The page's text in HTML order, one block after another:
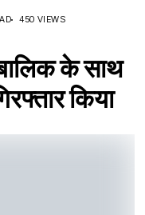
450 VIEWS
के साथ
किया